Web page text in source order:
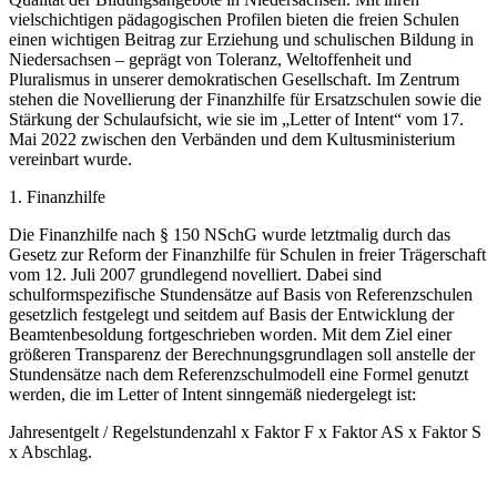
vielschichtigen pädagogischen Profilen bieten die freien Schulen
einen wichtigen Beitrag zur Erziehung und schulischen Bildung in
Niedersachsen – geprägt von Toleranz, Weltoffenheit und
Pluralismus in unserer demokratischen Gesellschaft. Im Zentrum
stehen die Novellierung der Finanzhilfe für Ersatzschulen sowie die
Stärkung der Schulaufsicht, wie sie im „Letter of Intent“ vom 17.
Mai 2022 zwischen den Verbänden und dem Kultusministerium
vereinbart wurde.
1. Finanzhilfe
Die Finanzhilfe nach § 150 NSchG wurde letztmalig durch das
Gesetz zur Reform der Finanzhilfe für Schulen in freier Trägerschaft
vom 12. Juli 2007 grundlegend novelliert. Dabei sind
schulformspezifische Stundensätze auf Basis von Referenzschulen
gesetzlich festgelegt und seitdem auf Basis der Entwicklung der
Beamtenbesoldung fortgeschrieben worden. Mit dem Ziel einer
größeren Transparenz der Berechnungsgrundlagen soll anstelle der
Stundensätze nach dem Referenzschulmodell eine Formel genutzt
werden, die im Letter of Intent sinngemäß niedergelegt ist:
Jahresentgelt / Regelstundenzahl x Faktor F x Faktor AS x Faktor S
x Abschlag.